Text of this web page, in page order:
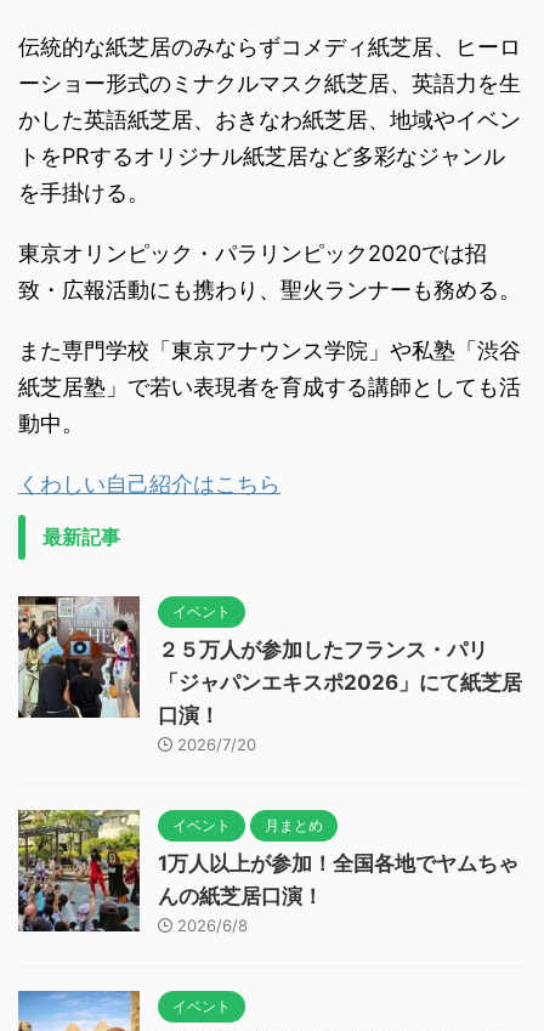
伝統的な紙芝居のみならずコメディ紙芝居、ヒーロ
ーショー形式のミナクルマスク紙芝居、英語力を生
かした英語紙芝居、おきなわ紙芝居、地域やイベン
トをPRするオリジナル紙芝居など多彩なジャンル
を手掛ける。
東京オリンピック・パラリンピック2020では招
致・広報活動にも携わり、聖火ランナーも務める。
また専門学校「東京アナウンス学院」や私塾「渋谷
紙芝居塾」で若い表現者を育成する講師としても活
動中。
くわしい自己紹介はこちら
最新記事
イベント
２５万人が参加したフランス・パリ
「ジャパンエキスポ2026」にて紙芝居
口演！
2026/7/20
イベント 月まとめ
1万人以上が参加！全国各地でヤムちゃ
んの紙芝居口演！
2026/6/8
イベント